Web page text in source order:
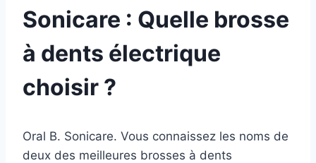
Sonicare : Quelle brosse
à dents électrique
choisir ?
Oral B. Sonicare. Vous connaissez les noms de
deux des meilleures brosses à dents